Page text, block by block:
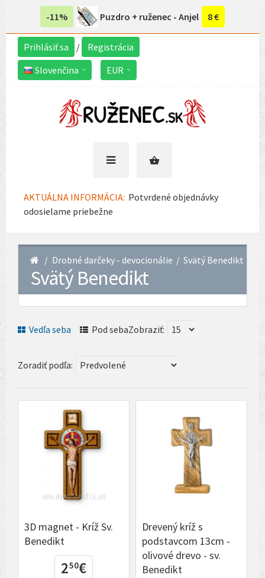
-11% Puzdro + ruženec - Anjel 8 €
Prihlásiť sa /
Registrácia
Slovenčina
EUR
AKTUÁLNA INFORMÁCIA: Potvrdené objednávky
odosielame priebežne
Drobné darčeky - devocionálie Svätý Benedikt
Svätý Benedikt
Vedľa seba Pod sebaZobraziť:
Zoradiť podľa:
3D magnet - Kríž Sv.
Benedikt
250€
Drevený kríž s
podstavcom 13cm -
olivové drevo - sv.
Benedikt